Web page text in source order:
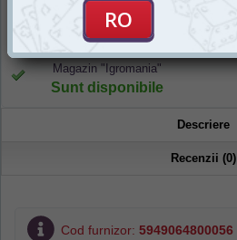
Magazin online
Sunt disponibile
Magazin "Igromania"
Sunt disponibile
Descriere
Recenzii (0)
Cod furnizor: 5949064800056